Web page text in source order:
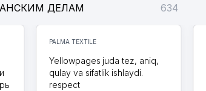
ДЕЛАМ 634
PALMA TEXTILE
Yellowpages juda tez, aniq,
qulay va sifatlik ishlaydi.
respect